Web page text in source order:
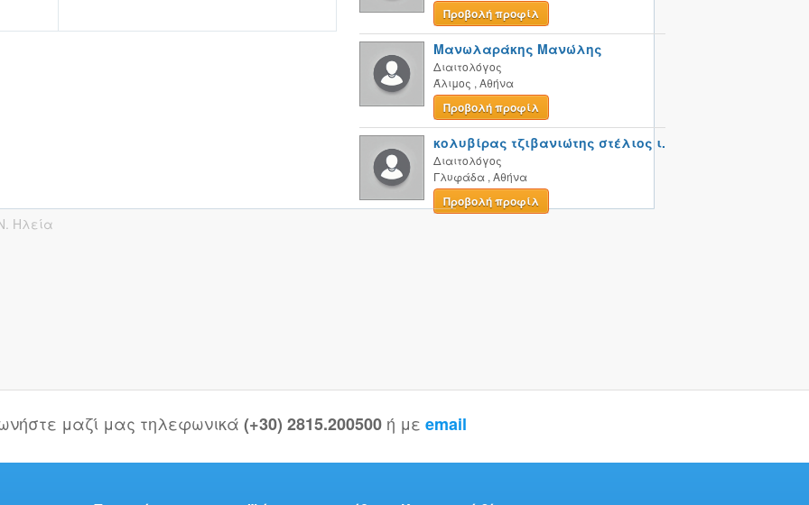
Προβολή προφίλ
Μανωλαράκης Μανώλης
Διαιτολόγος
Άλιμος , Αθήνα
Προβολή προφίλ
κολυβίρας τζιβανιώτης στέλιος ι.
Διαιτολόγος
Γλυφάδα , Αθήνα
Προβολή προφίλ
Ηλεία
μαζί μας τηλεφωνικά (+30) 2815.200500 ή με email